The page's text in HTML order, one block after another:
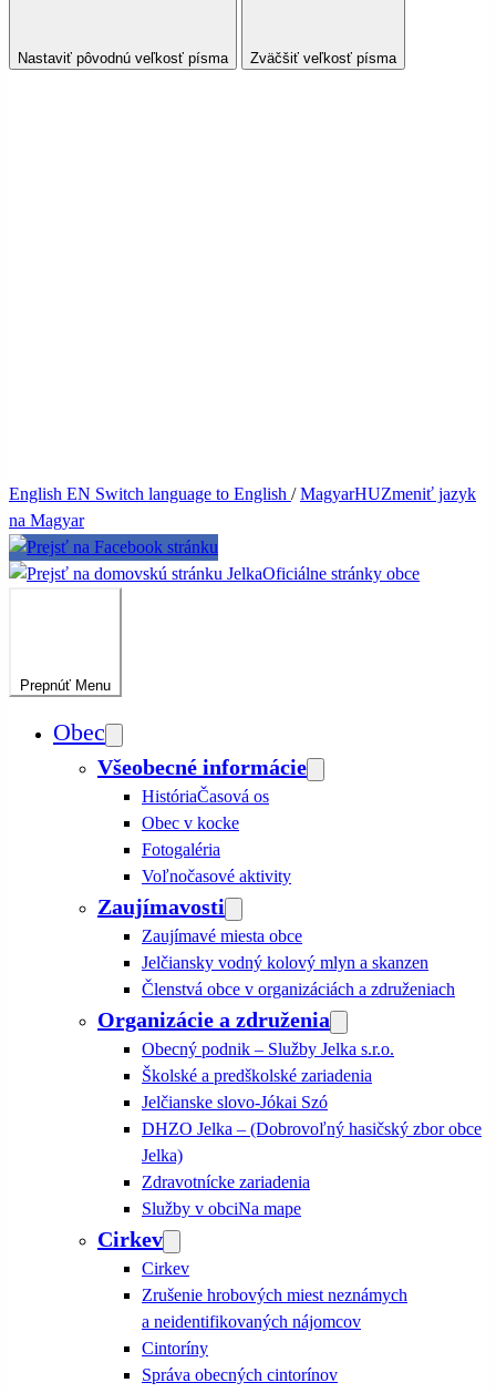
Nastaviť pôvodnú veľkosť písma Zväčšiť veľkosť písma
English EN Switch language to English /MagyarHUZmeniť jazyk
na Magyar
JelkaOficiálne stránky obce
Prepnúť Menu
Obec
Všeobecné informácie
HistóriaČasová os
Obec v kocke
Fotogaléria
Voľnočasové aktivity
Zaujímavosti
Zaujímavé miesta obce
Jelčiansky vodný kolový mlyn a skanzen
Členstvá obce v organizáciách a združeniach
Organizácie a združenia
Obecný podnik – Služby Jelka s.r.o.
Školské a predškolské zariadenia
Jelčianske slovo-Jókai Szó
DHZO Jelka – (Dobrovoľný hasičský zbor obce
Jelka)
Zdravotnícke zariadenia
Služby v obciNa mape
Cirkev
Cirkev
Zrušenie hrobových miest neznámych
a neidentifikovaných nájomcov
Cintoríny
Správa obecných cintorínov